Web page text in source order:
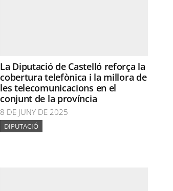
La Diputació de Castelló reforça la
cobertura telefònica i la millora de
les telecomunicacions en el
conjunt de la província
8 DE JUNY DE 2025
DIPUTACIÓ